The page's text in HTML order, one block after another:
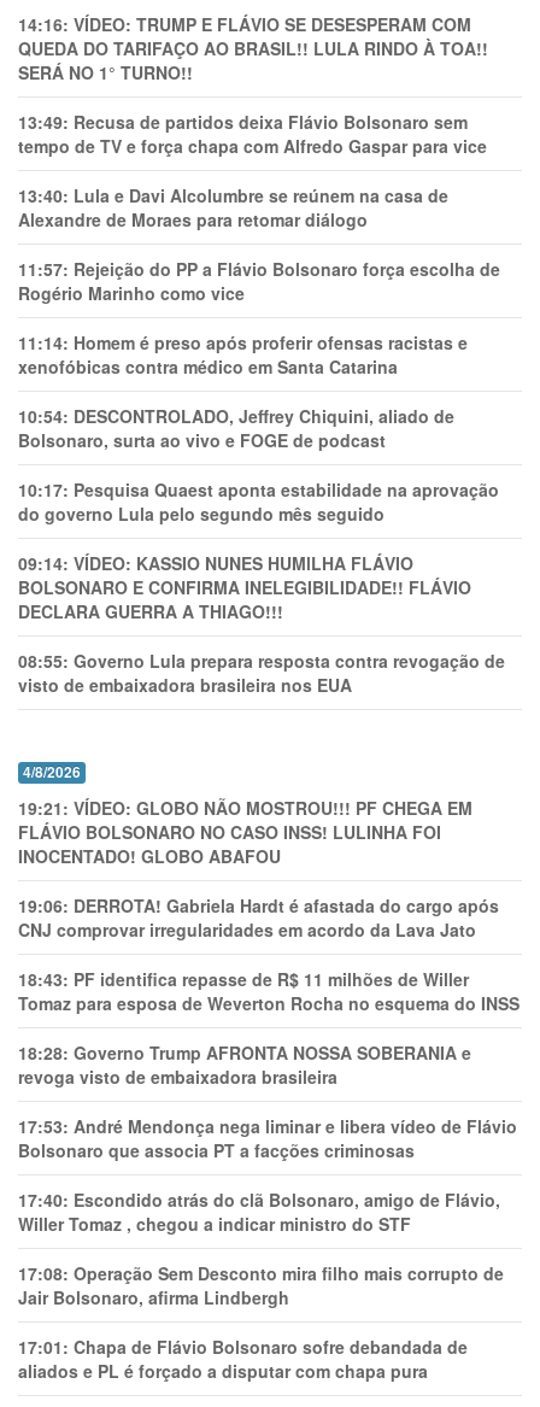
14:16: VÍDEO: TRUMP E FLÁVIO SE DESESPERAM COM
QUEDA DO TARIFAÇO AO BRASIL!! LULA RINDO À TOA!!
SERÁ NO 1° TURNO!!
13:49: Recusa de partidos deixa Flávio Bolsonaro sem
tempo de TV e força chapa com Alfredo Gaspar para vice
13:40: Lula e Davi Alcolumbre se reúnem na casa de
Alexandre de Moraes para retomar diálogo
11:57: Rejeição do PP a Flávio Bolsonaro força escolha de
Rogério Marinho como vice
11:14: Homem é preso após proferir ofensas racistas e
xenofóbicas contra médico em Santa Catarina
10:54: DESCONTROLADO, Jeffrey Chiquini, aliado de
Bolsonaro, surta ao vivo e FOGE de podcast
10:17: Pesquisa Quaest aponta estabilidade na aprovação
do governo Lula pelo segundo mês seguido
09:14: VÍDEO: KASSIO NUNES HUMlLHA FLÁVIO
BOLSONARO E CONFIRMA INELEGIBILIDADE!! FLÁVIO
DECLARA GUERRA A THIAGO!!!
08:55: Governo Lula prepara resposta contra revogação de
visto de embaixadora brasileira nos EUA
4/8/2026
19:21: VÍDEO: GLOBO NÃO MOSTROU!!! PF CHEGA EM
FLÁVIO BOLSONARO NO CASO INSS! LULINHA FOI
INOCENTADO! GLOBO ABAFOU
19:06: DERROTA! Gabriela Hardt é afastada do cargo após
CNJ comprovar irregularidades em acordo da Lava Jato
18:43: PF identifica repasse de R$ 11 milhões de Willer
Tomaz para esposa de Weverton Rocha no esquema do INSS
18:28: Governo Trump AFRONTA NOSSA SOBERANIA e
revoga visto de embaixadora brasileira
17:53: André Mendonça nega liminar e libera vídeo de Flávio
Bolsonaro que associa PT a facções criminosas
17:40: Escondido atrás do clã Bolsonaro, amigo de Flávio,
Willer Tomaz , chegou a indicar ministro do STF
17:08: Operação Sem Desconto mira filho mais corrupto de
Jair Bolsonaro, afirma Lindbergh
17:01: Chapa de Flávio Bolsonaro sofre debandada de
aliados e PL é forçado a disputar com chapa pura